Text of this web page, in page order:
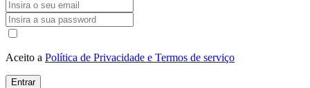
Aceito a Política de Privacidade e Termos de serviço
Entrar